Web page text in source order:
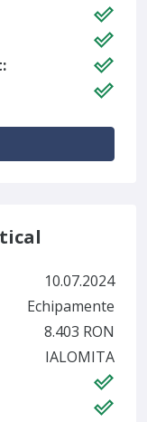
10.07.2024
Echipamente
8.403 RON
IALOMITA